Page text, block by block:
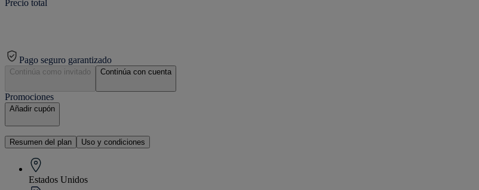
Precio total
Pago seguro garantizado
Continúa como invitado Continúa con cuenta
Promociones
Añadir cupón
Resumen del plan Uso y condiciones
Estados Unidos